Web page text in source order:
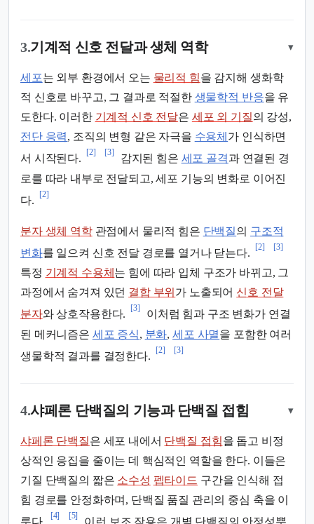
3.기계적 신호 전달과 생체 역학 ▾
세포는 외부 환경에서 오는 물리적 힘을 감지해 생화학
적 신호로 바꾸고, 그 결과로 적절한 생물학적 반응을 유
도한다. 이러한 기계적 신호 전달은 세포 외 기질의 강성,
전단 응력, 조직의 변형 같은 자극을 수용체 가 인식하면
서 시작된다.
[2] [3]
감지된 힘은 세포 골격과 연결된 경
로를 따라 내부로 전달되고, 세포 기능의 변화로 이어진
다.
[2]
분자 생체 역학관점에서 물리적 힘은 단백질의 구조적
변화를 일으켜 신호 전달 경로를 열거나 닫는다.
[2] [3]
특정 기계적 수용체 는 힘에 따라 입체 구조가 바뀌고, 그
과정에서 숨겨져 있던 결합 부위 가 노출되어 신호 전달
분자와 상호작용한다.
[3]
이처럼 힘과 구조 변화가 연결
된 메커니즘은 세포 증식, 분화, 세포 사멸을 포함한 여러
생물학적 결과를 결정한다.
[2] [3]
4.샤페론 단백질의 기능과 단백질 접힘 ▾
샤페론 단백질은 세포 내에서 단백질 접힘을 돕고 비정
상적인 응집을 줄이는 데 핵심적인 역할을 한다. 이들은
기질 단백질의 짧은 소수성 펩타이드 구간을 인식해 접
힘 경로를 안정화하며, 단백질 품질 관리의 중심 축을 이
[4] [5]